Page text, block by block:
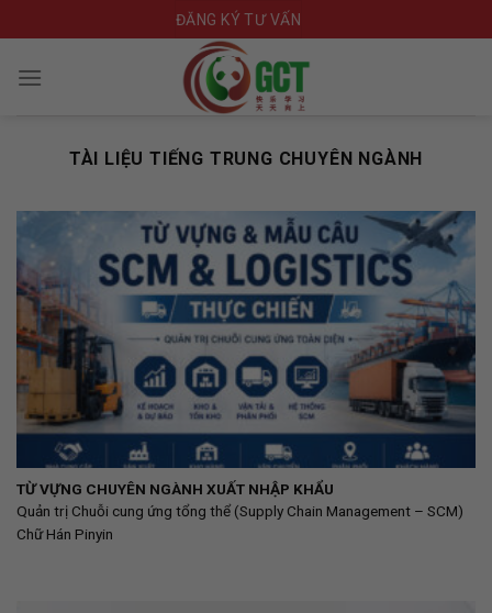
to
content
ĐĂNG KÝ TƯ VẤN
TÀI LIỆU TIẾNG TRUNG CHUYÊN NGÀNH
TỪ VỰNG CHUYÊN NGÀNH XUẤT NHẬP KHẨU
Quản trị Chuỗi cung ứng tổng thể (Supply Chain Management – SCM)
Chữ Hán Pinyin